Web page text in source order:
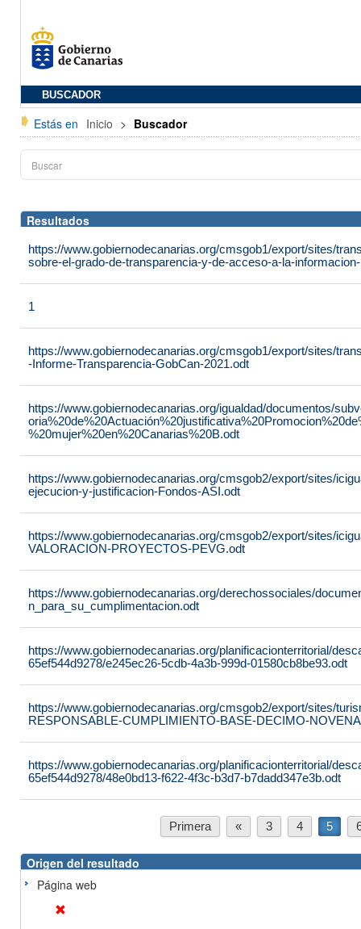
BUSCADOR
Estás en Inicio > Buscador
Resultados
https://www.gobiernodecanarias.org/cmsgob1/export/sites/
sobre-el-grado-de-transparencia-y-de-acceso-a-la-
1
https://www.gobiernodecanarias.org/cmsgob1/export/sites/
-Informe-Transparencia-GobCan-2021.odt
https://www.gobiernodecanarias.org/igualdad/documentos/
%20mujer%20en%20Canarias%20B.odt
https://www.gobiernodecanarias.org/cmsgob2/export/sites/
ejecucion-y-justificacion-Fondos-ASI.odt
https://www.gobiernodecanarias.org/cmsgob2/export/sites/
VALORACION-PROYECTOS-PEVG.odt
https://www.gobiernodecanarias.org/derechossociales/
n_para_su_cumplimentacion.odt
https://www.gobiernodecanarias.org/planificacionterritorial/
65ef544d9278/e245ec26-5cdb-4a3b-999d-01580cb8be93.odt
https://www.gobiernodecanarias.org/cmsgob2/export/sites/
RESPONSABLE-CUMPLIMIENTO-BASE-DECIMO-
https://www.gobiernodecanarias.org/planificacionterritorial/
65ef544d9278/48e0bd13-f622-4f3c-b3d7-b7dadd347e3b.odt
Primera « 3 4 5
Origen del resultado
Página web